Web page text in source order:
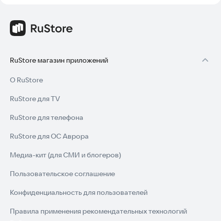
RuStore магазин приложений
О RuStore
RuStore для TV
RuStore для телефона
RuStore для ОС Аврора
Медиа-кит (для СМИ и блогеров)
Пользовательское соглашение
Конфиденциальность для пользователей
Правила применения рекомендательных технологий